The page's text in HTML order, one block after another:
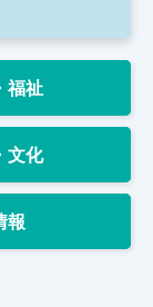
福祉
文化
報